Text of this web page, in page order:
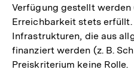
Verfügung gestellt werden
Erreichbarkeit stets
Infrastrukturen, die aus
finanziert werden (z. B.
Preiskriterium keine Rolle.